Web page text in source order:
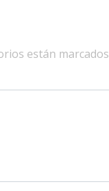
están marcados